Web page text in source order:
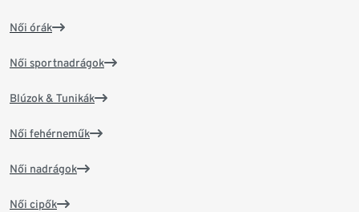
Női órák
Női sportnadrágok
Blúzok & Tunikák
Női fehérneműk
Női nadrágok
Női cipők